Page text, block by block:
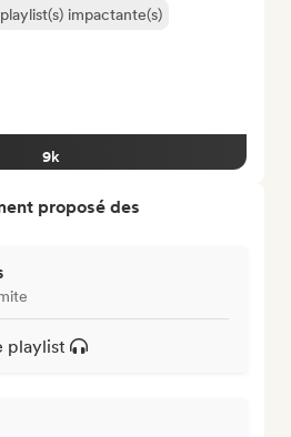
impactante(s)
9k
proposé des
playlist